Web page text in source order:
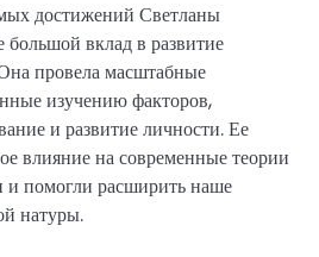
достижений Светланы
большой вклад в развитие
провела масштабные
изучению факторов,
и развитие личности. Ее
влияние на современные теории
и помогли расширить наше
натуры.